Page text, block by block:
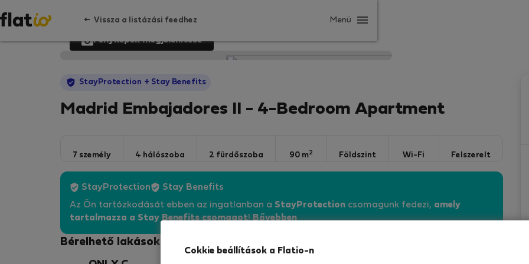
Vissza a listázási feedhez Menü
Fényképek megjelenítése
StayProtection + Stay Benefits
Madrid Embajadores II - 4-Bedroom Apartment
7 személy 4 hálószoba 2 fürdőszoba 90 m2 Földszint Wi-Fi Felszerelt
StayProtection Stay Benefits
Az Ön tartózkodását ebben az ingatlanban a StayProtection csomagunk fedezi, amely
tartalmazza a Stay Benefits csomagot!Bővebben
Bérelhető lakások - Madrid
Cokkie beállítások a Flatio-n